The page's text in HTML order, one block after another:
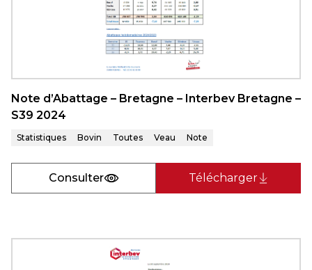
Note d’Abattage – Bretagne – Interbev Bretagne –
S39 2024
Statistiques Bovin Toutes Veau Note
Consulter Télécharger